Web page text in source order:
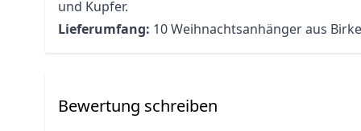
und Kupfer.
Lieferumfang: 10 Weihnachtsanhänger aus
Bewertung schreiben